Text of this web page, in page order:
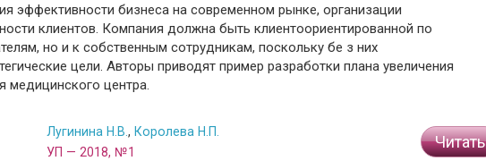
эффективности бизнеса на современном рынке, организации
клиентов. Компания должна быть клиентоориентированной по
но и к собственным сотрудникам, поскольку бе з них
цели. Авторы приводят пример разработки плана увеличения
медицинского центра.
Лугинина Н.В. , Королева Н.П.
УП — 2018, №1
Читать